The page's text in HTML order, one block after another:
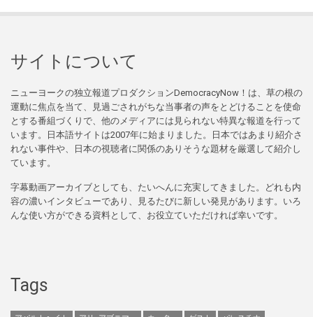
サイトについて
ニューヨークの独立報道プロダクションDemocracyNow！は、草の根の
運動に焦点を当て、見過ごされがちな当事者の声をとどけることを使命
とする番組づくりで、他のメディアには見られない特異な報道を行って
います。日本語サイトは2007年に始まりました。日本ではあまり紹介さ
れない事件や、日本の視聴者に関係のありそうな題材を厳選して紹介し
ています。
字幕動画アーカイブとしても、たいへんに充実してきました。どれも内
容の濃いインタビューであり、見るたびに新しい発見があります。いろ
んな使い方ができる資料として、お役立ていただければ幸いです。
Tags